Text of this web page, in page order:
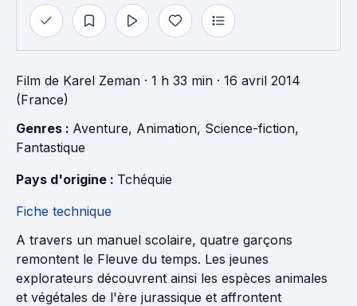
Film de Karel Zeman · 1 h 33 min · 16 avril 2014
(France)
Genres : Aventure, Animation, Science-fiction,
Fantastique
Pays d'origine : Tchéquie
Fiche technique
A travers un manuel scolaire, quatre garçons
remontent le Fleuve du temps. Les jeunes
explorateurs découvrent ainsi les espèces animales
et végétales de l'ère jurassique et affrontent